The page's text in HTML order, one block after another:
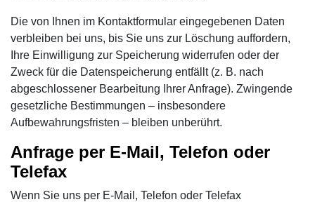
Die von Ihnen im Kontaktformular eingegebenen Daten
verbleiben bei uns, bis Sie uns zur Löschung auffordern,
Ihre Einwilligung zur Speicherung widerrufen oder der
Zweck für die Datenspeicherung entfällt (z. B. nach
abgeschlossener Bearbeitung Ihrer Anfrage). Zwingende
gesetzliche Bestimmungen – insbesondere
Aufbewahrungsfristen – bleiben unberührt.
Anfrage per E-Mail, Telefon oder
Telefax
Wenn Sie uns per E-Mail, Telefon oder Telefax